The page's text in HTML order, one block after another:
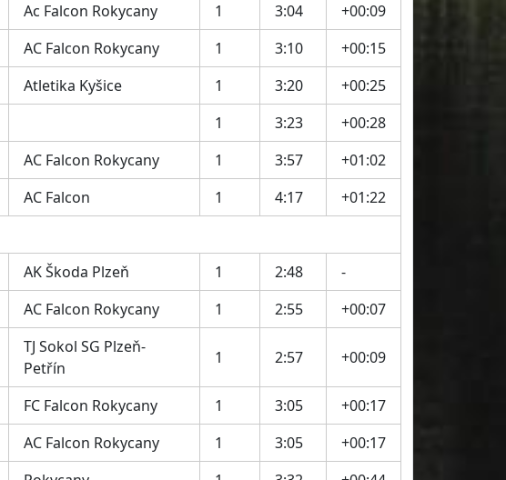
Ac Falcon Rokycany 1 3:04
+00:09
AC Falcon Rokycany 1 3:10
+00:15
Atletika Kyšice 1 3:20
+00:25
1 3:23
+00:28
AC Falcon Rokycany 1 3:57
+01:02
AC Falcon 1 4:17
+01:22
AK Škoda Plzeň 1 2:48
-
AC Falcon Rokycany 1 2:55 +00:07
TJ Sokol SG Plzeň-
Petřín
1 2:57 +00:09
FC Falcon Rokycany 1 3:05
+00:17
AC Falcon Rokycany 1 3:05
+00:17